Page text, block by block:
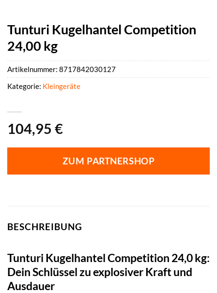
Tunturi Kugelhantel Competition
24,00 kg
104,95 €
ZUM PARTNERSHOP
Artikelnummer: 8717842030127
Kategorie: Kleingeräte
BESCHREIBUNG
Tunturi Kugelhantel Competition 24,0 kg:
Dein Schlüssel zu explosiver Kraft und
Ausdauer